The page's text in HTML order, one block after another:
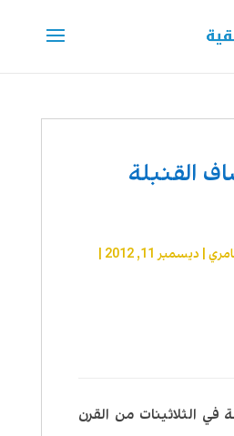
القنبلة
| ديسمبر 11, 2012
الثلاثينات من القرن